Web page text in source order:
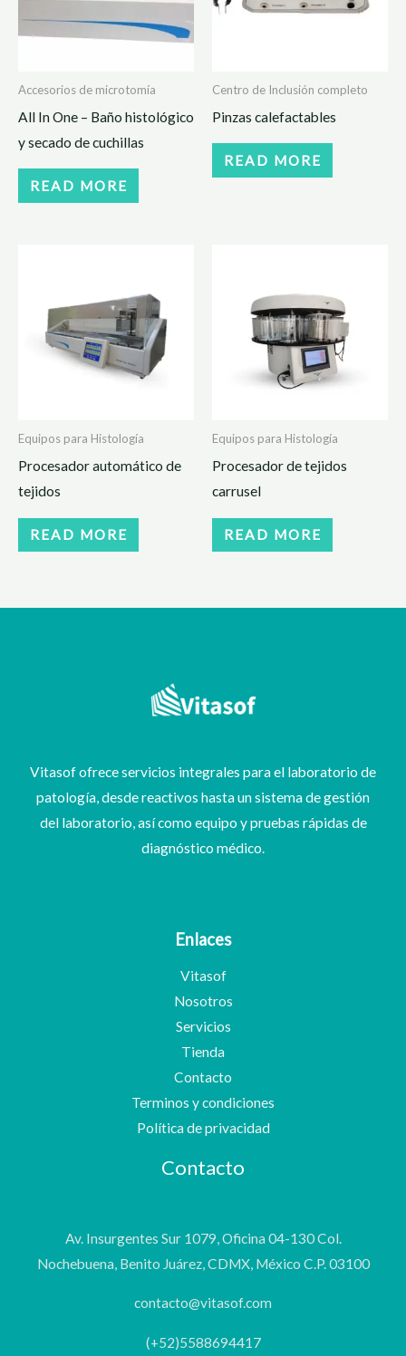
Accesorios de microtomía
All In One – Baño histológico
y secado de cuchillas
READ MORE
Centro de Inclusión completo
Pinzas calefactables
READ MORE
Equipos para Histología
Procesador automático de
tejidos
READ MORE
Equipos para Histología
Procesador de tejidos
carrusel
READ MORE
Vitasof ofrece servicios integrales para el laboratorio de
patología, desde reactivos hasta un sistema de gestión
del laboratorio, así como equipo y pruebas rápidas de
diagnóstico médico.
Enlaces
Vitasof
Nosotros
Servicios
Tienda
Contacto
Terminos y condiciones
Política de privacidad
Contacto
Av. Insurgentes Sur 1079, Oficina 04-130 Col.
Nochebuena, Benito Juárez, CDMX, México C.P. 03100
contacto@vitasof.com
(+52)5588694417